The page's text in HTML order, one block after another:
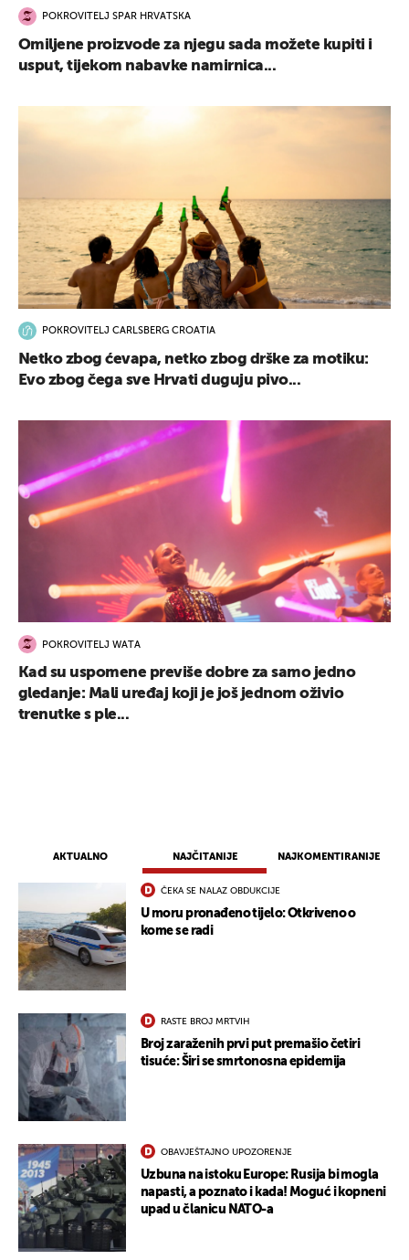
AKTUALNO NAJČITANIJE NAJKOMENTIRANIJE
ČEKA SE NALAZ OBDUKCIJE
U moru pronađeno tijelo: Otkriveno o
kome se radi
RASTE BROJ MRTVIH
Broj zaraženih prvi put premašio četiri
tisuće: Širi se smrtonosna epidemija
OBAVJEŠTAJNO UPOZORENJE
Uzbuna na istoku Europe: Rusija bi mogla
napasti, a poznato i kada! Moguć i kopneni
upad u članicu NATO-a
POKROVITELJ SPAR HRVATSKA
Omiljene proizvode za njegu sada možete kupiti i
usput, tijekom nabavke namirnica...
POKROVITELJ CARLSBERG CROATIA
Netko zbog ćevapa, netko zbog drške za motiku:
Evo zbog čega sve Hrvati duguju pivo...
POKROVITELJ WATA
Kad su uspomene previše dobre za samo jedno
gledanje: Mali uređaj koji je još jednom oživio
trenutke s ple...
UKLJUČITE NOTIFIKACIJE